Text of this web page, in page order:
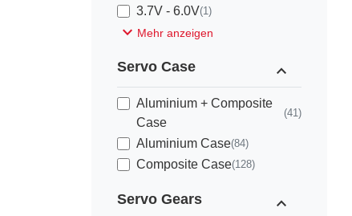
3.7V - 6.0V(1)
expand_more Mehr anzeigen
Servo Case expand_less
Aluminium + Composite
Case
(41)
Aluminium Case(84)
Composite Case(128)
Servo Gears expand_less